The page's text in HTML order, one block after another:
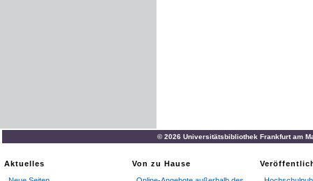
© 2026 Universitätsbibliothek Frankfurt am
Aktuelles
Von zu Hause